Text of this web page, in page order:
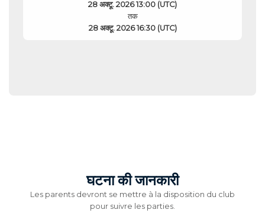
28 अक्टू. 2026 13:00 (UTC)
तक
28 अक्टू. 2026 16:30 (UTC)
घटना की जानकारी
Les parents devront se mettre à la disposition du club
pour suivre les parties.